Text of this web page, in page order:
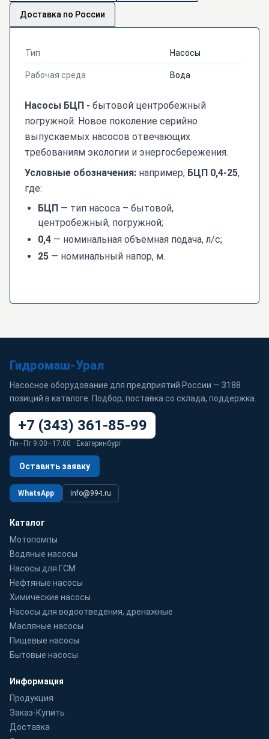
Доставка по России
Тип Насосы
Рабочая среда Вода
Насосы БЦП - бытовой центробежный
погружной. Новое поколение серийно
выпускаемых насосов отвечающих
требованиям экологии и энергосбережения.
Условные обозначения: например, БЦП 0,4-25,
где:
БЦП — тип насоса – бытовой,
центробежный, погружной;
0,4 — номинальная объемная подача, л/с;
25 — номинальный напор, м.
Гидромаш-Урал
Насосное оборудование для предприятий России — 3188
позиций в каталоге. Подбор, поставка со склада, поддержка.
+7 (343) 361-85-99
Пн–Пт 9:00–17:00 · Екатеринбург
Оставить заявку
WhatsApp info@99-t.ru
Каталог
Мотопомпы
Водяные насосы
Насосы для ГСМ
Нефтяные насосы
Химические насосы
Насосы для водоотведения, дренажные
Масляные насосы
Пищевые насосы
Бытовые насосы
Информация
Продукция
Заказ-Купить
Доставка